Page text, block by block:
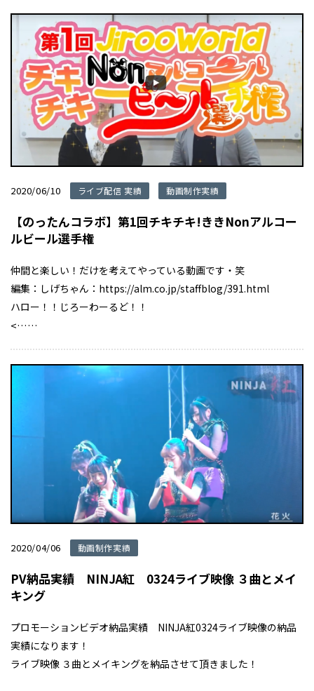
2020/06/10 ライブ配信 実績 動画制作実績
【のったんコラボ】第1回チキチキ!ききNonアルコー
ルビール選手権
仲間と楽しい！だけを考えてやっている動画です・笑
編集：しげちゃん：https://alm.co.jp/staffblog/391.html
ハロー！！じろーわーるど！！
<……
2020/04/06 動画制作実績
PV納品実績 NINJA紅 0324ライブ映像 ３曲とメイ
キング
プロモーションビデオ納品実績 NINJA紅0324ライブ映像の納品
実績になります！
ライブ映像 ３曲とメイキングを納品させて頂きました！